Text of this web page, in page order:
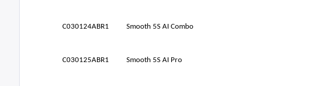
C030124ABR1 Smooth 5S AI Combo
C030125ABR1 Smooth 5S AI Pro